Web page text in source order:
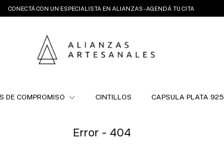
CONECTÁ CON UN ESPECIALISTA EN ALIANZAS - AGENDÁ TU CITA
DE COMPROMISO CINTILLOS CAPSULA PLATA 925
Error - 404